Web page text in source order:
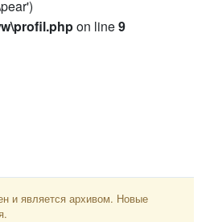
on line9
и является архивом. Новые